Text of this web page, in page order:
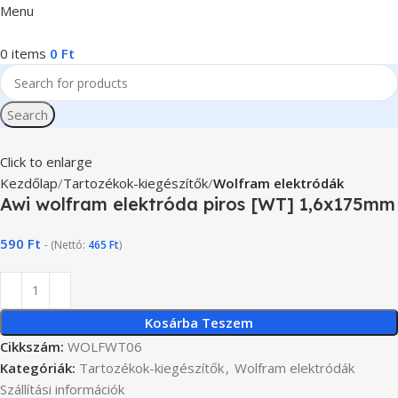
Menu
0 items 0 Ft
Search
Click to enlarge
Kezdőlap Tartozékok-kiegészítők Wolfram elektródák
Awi wolfram elektróda piros [WT] 1,6x175mm
590 Ft - (Nettó: 465 Ft)
Kosárba Teszem
Cikkszám: WOLFWT06
Kategóriák: Tartozékok-kiegészítők, Wolfram elektródák
Szállítási információk